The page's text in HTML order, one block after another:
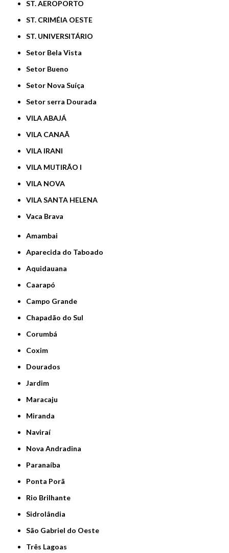
ST. AEROPORTO
ST. CRIMÉIA OESTE
ST. UNIVERSITÁRIO
Setor Bela Vista
Setor Bueno
Setor Nova Suíça
Setor serra Dourada
VILA ABAJÁ
VILA CANAÃ
VILA IRANI
VILA MUTIRÃO I
VILA NOVA
VILA SANTA HELENA
Vaca Brava
Amambai
Aparecida do Taboado
Aquidauana
Caarapó
Campo Grande
Chapadão do Sul
Corumbá
Coxim
Dourados
Jardim
Maracaju
Miranda
Naviraí
Nova Andradina
Paranaíba
Ponta Porã
Rio Brilhante
Sidrolândia
São Gabriel do Oeste
Três Lagoas